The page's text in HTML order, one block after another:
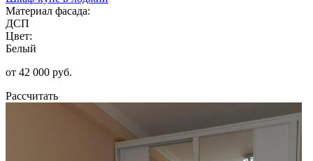
Материал фасада:
ДСП
Цвет:
Белый
от 42 000 руб.
Рассчитать